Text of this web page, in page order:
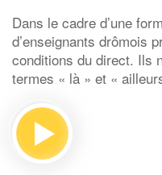
Dans le cadre d’une
d’enseignants drômois
conditions du direct. Ils
termes « là » et «